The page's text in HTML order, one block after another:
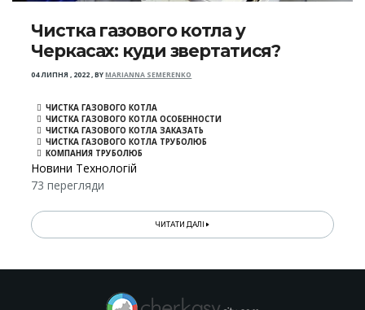
Чистка газового котла у
Черкасах: куди звертатися?
04 ЛИПНЯ , 2022,BYMARIANNA SEMERENKO
ЧИСТКА ГАЗОВОГО КОТЛА
ЧИСТКА ГАЗОВОГО КОТЛА ОСОБЕННОСТИ
ЧИСТКА ГАЗОВОГО КОТЛА ЗАКАЗАТЬ
ЧИСТКА ГАЗОВОГО КОТЛА ТРУБОЛЮБ
КОМПАНИЯ ТРУБОЛЮБ
Новини Технологій
73 перегляди
ЧИТАТИ ДАЛІ